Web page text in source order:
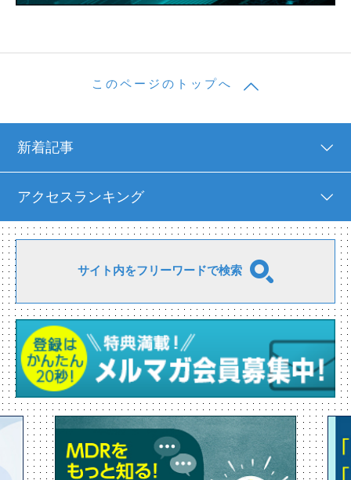
このページのトップへ
新着記事
アクセスランキング
サイト内をフリーワードで検索